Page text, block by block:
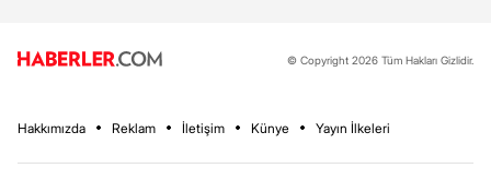
© Copyright 2026 Tüm Hakları Gizlidir.
Hakkımızda Reklam İletişim Künye Yayın İlkeleri